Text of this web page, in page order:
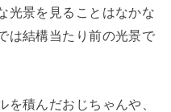
光景を見ることはなかな
は結構当たり前の光景で
を積んだおじちゃんや、